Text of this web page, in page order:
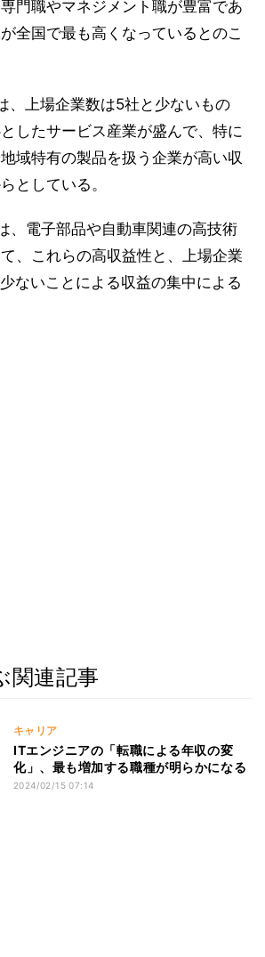
門職やマネジメント職が豊富であ
全国で最も高くなっているとのこ
、上場企業数は5社と少ないもの
したサービス産業が盛んで、特に
域特有の製品を扱う企業が高い収
としている。
、電子部品や自動車関連の高技術
、これらの高収益性と、上場企業
ないことによる収益の集中による
関連記事
キャリア
ITエンジニアの「転職による年収の変
化」、最も増加する職種が明らかになる
2024/02/15 07:14